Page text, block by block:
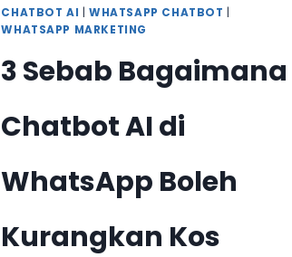
CHATBOT AI |WHATSAPP CHATBOT
WHATSAPP MARKETING
3 Sebab Bagaimana
Chatbot AI di
WhatsApp Boleh
Kurangkan Kos